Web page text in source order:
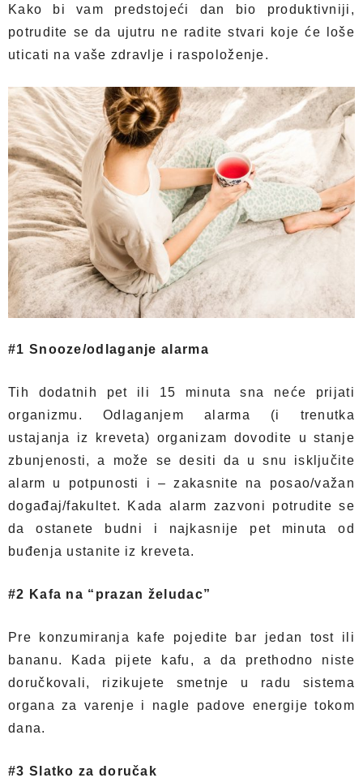
Kako bi vam predstojeći dan bio produktivniji,
potrudite se da ujutru ne radite stvari koje će loše
uticati na vaše zdravlje i raspoloženje.
#1 Snooze/odlaganje alarma
Tih dodatnih pet ili 15 minuta sna neće prijati
organizmu. Odlaganjem alarma (i trenutka
ustajanja iz kreveta) organizam dovodite u stanje
zbunjenosti, a može se desiti da u snu isključite
alarm u potpunosti i – zakasnite na posao/važan
događaj/fakultet. Kada alarm zazvoni potrudite se
da ostanete budni i najkasnije pet minuta od
buđenja ustanite iz kreveta.
#2 Kafa na “prazan želudac”
Pre konzumiranja kafe pojedite bar jedan tost ili
bananu. Kada pijete kafu, a da prethodno niste
doručkovali, rizikujete smetnje u radu sistema
organa za varenje i nagle padove energije tokom
dana.
#3 Slatko za doručak